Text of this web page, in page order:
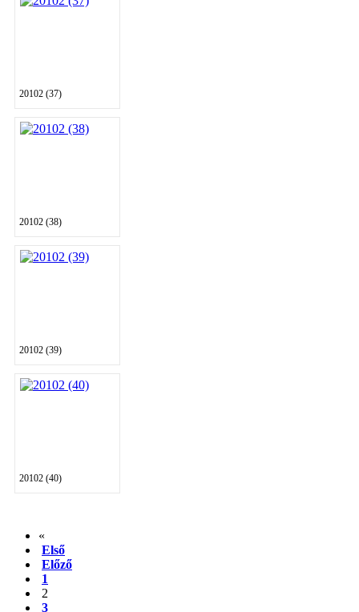
20102 (37)
20102 (38)
20102 (39)
20102 (40)
«
Első
Előző
1
2
3